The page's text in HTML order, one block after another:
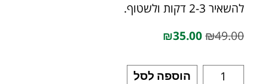
להשאיר 2-3 דקות ולשטוף.
₪49.00
₪35.00
הוספה לסל